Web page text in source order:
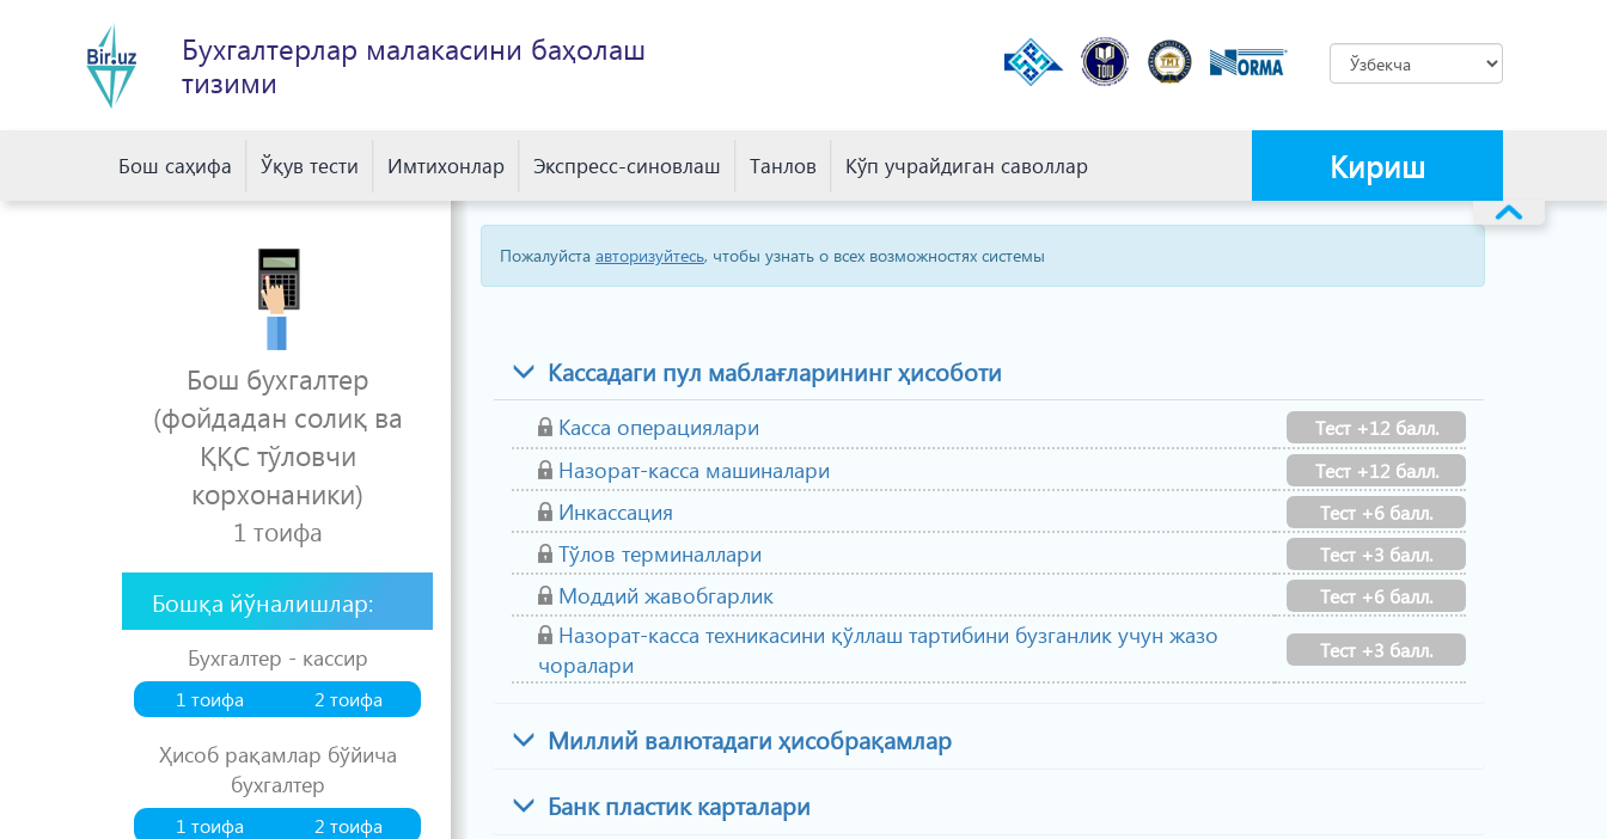
Бухгалтерлар малакасини баҳолаш
тизими
Бош саҳифа Ўқув тести Имтихонлар Экспресс-синовлаш Танлов Кўп учрайдиган саволлар Кириш
Бош бухгалтер
(фойдадан солиқ ва
ҚҚС тўловчи
корхонаники)
1 тоифа
Пожалуйста авторизуйтесь, чтобы узнать о всех возможностях системы
Кассадаги пул маблағларининг ҳисоботи
Касса операциялари Тест +12 балл.
Назорат-касса машиналари Тест +12 балл.
Инкассация Тест +6 балл.
Тўлов терминаллари Тест +3 балл.
Моддий жавобгарлик Тест +6 балл.
Назорат-касса техникасини қўллаш тартибини бузганлик учун жазо
чоралари
Тест +3 балл.
Миллий валютадаги ҳисобрақамлар
Банк пластик карталари
Бошқа йўналишлар:
Бухгалтер - кассир
1 тоифа 2 тоифа
Ҳисоб рақамлар бўйича
бухгалтер
1 тоифа 2 тоифа